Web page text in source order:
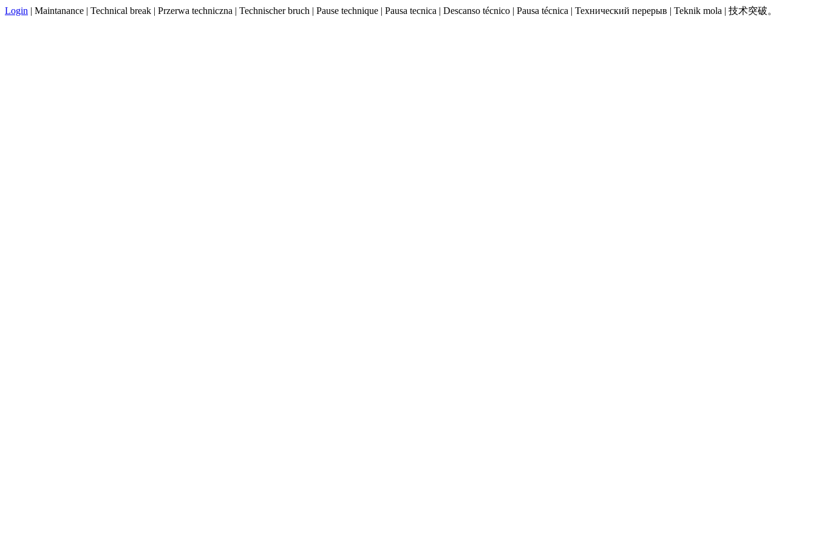
Login | Maintanance | Technical break | Przerwa techniczna | Technischer bruch | Pause technique | Pausa tecnica | Descanso técnico | Pausa técnica | Технический перерыв | Teknik mola | 技术突破。